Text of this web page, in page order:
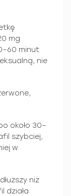
mg
minut
nie
około 30–
szybciej,
w
niż
działa